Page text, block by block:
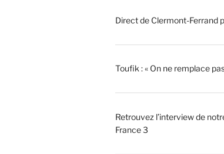
Direct de Clermont-Ferrand
Toufik : « On ne remplace
Retrouvez l’interview de
France 3